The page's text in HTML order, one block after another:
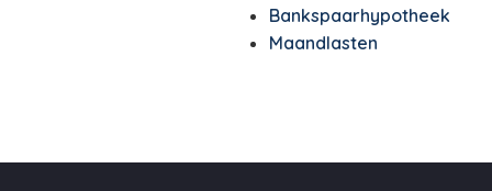
Bankspaarhypotheek
Maandlasten